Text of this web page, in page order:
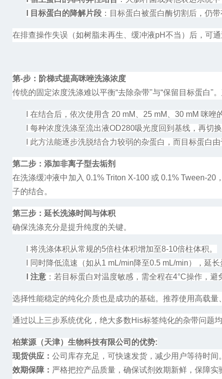
目标蛋白的降解片段 ： 目标蛋白被蛋白酶切割后，仍带
在排查操作失误（如树脂未再生、缓冲液pH不当）后，可
第-步：阶梯式提高咪唑洗涤浓度
传统的固定浓度洗涤难以平衡“去除杂带"与“保留目标蛋白"
在结合后，依次使用含 20 mM 25 mM 30 mM 咪唑
每种浓度洗涤至流出液OD280吸光度回到基线，再切
此方法能逐步洗脱结合力较弱的杂蛋白，而目标蛋白
第二步：添加非离子型去垢剂
在洗涤缓冲液中加入 0.1% Triton X-100 或 0.1% Tween-20
子的结合。
第三步：延长洗涤时间与体积
确保洗涤充分是提升纯度的关键。
将洗涤体积从常规的5倍柱体积增加至8-10倍柱体积。
同时降低流速（如从1 mL/min降至0.5 mL/min），延
注意 ：若目标蛋白对温度敏感，需全程在4°C操作，避
选择性能稳定的纯化介质也是成功的基础。推荐使用高载
通过以上三步系统优化，绝大多数His标签纯化的杂带问题
柏莱源（天津）生物科技有限公司的优势:
现货供应： 公司库存充足，可快速发货，减少用户等待时间
效期保障： 严格把控产品质量，确保试剂效期新鲜，保障实